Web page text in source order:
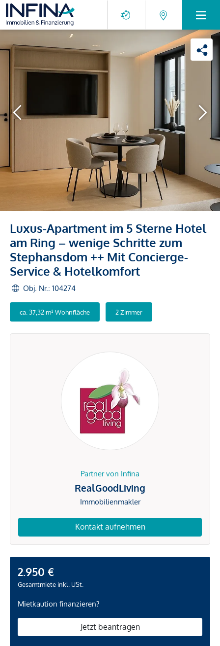
Luxus-Apartment im 5 Sterne Hotel
am Ring – wenige Schritte zum
Stephansdom ++ Mit Concierge-
Service & Hotelkomfort
Obj. Nr.: 104274
ca. 37,32 m² Wohnfläche 2 Zimmer
Partner von Infina
RealGoodLiving
Immobilienmakler
Kontakt aufnehmen
2.950 €
Gesamtmiete inkl. USt.
Mietkaution finanzieren?
Jetzt beantragen